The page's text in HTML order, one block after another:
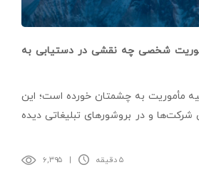
شخصی چه نقشی در دستیابی به
مأموریت به چشمتان خورده‌ است؛ این
شرکت‌ها و در بروشورهای تبلیغاتی دیده
۶,۳۹۵ | ۵ دقیقه